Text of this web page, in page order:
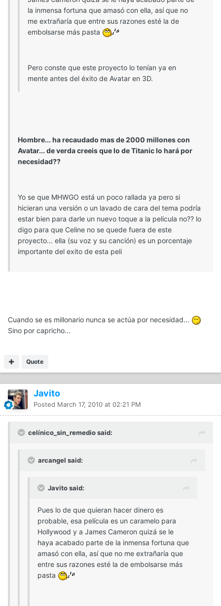
la inmensa fortuna que amasó con ella, así que no
me extrañaría que entre sus razones esté la de
embolsarse más pasta
Pero conste que este proyecto lo tenían ya en
mente antes del éxito de Avatar en 3D.
Hombre... ha recaudado mas de 2000 millones con
Avatar... de verda creeis que lo de Titanic lo hará por
necesidad??
Yo se que MHWGO está un poco rallada ya pero si
hicieran una versión o un lavado de cara del tema podría
estar bien para darle un nuevo toque a la pelicula no?? lo
digo para que Celine no se quede fuera de este
proyecto... ella (su voz y su canción) es un porcentaje
importante del exito de esta peli
Cuando se es millonario nunca se actúa por necesidad...
Sino por capricho...
Quote
Javito
Posted March 17, 2010 at 02:21 PM
celínico_sin_remedio said:
arcangel said:
Javito said:
Pues lo de que quieran hacer dinero es
probable, esa película es un caramelo para
Hollywood y a James Cameron quizá se le
haya acabado parte de la inmensa fortuna que
amasó con ella, así que no me extrañaría que
entre sus razones esté la de embolsarse más
pasta